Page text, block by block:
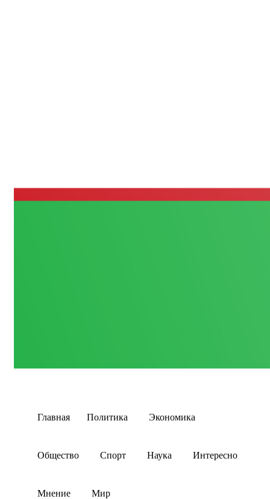
Главная Политика Экономика
Общество Спорт Наука Интересно
Мнение Мир